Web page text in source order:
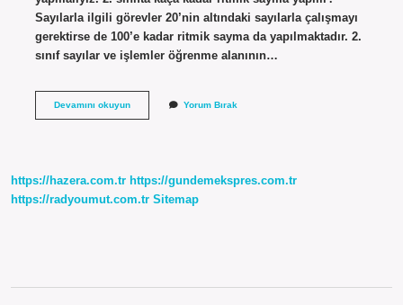
Sayılarla ilgili görevler 20’nin altındaki sayılarla çalışmayı
gerektirse de 100’e kadar ritmik sayma da yapılmaktadır. 2.
sınıf sayılar ve işlemler öğrenme alanının…
Devamını okuyunRitmik
Yorum Bırak
https://hazera.com.tr https://gundemekspres.com.tr
https://radyoumut.com.tr Sitemap